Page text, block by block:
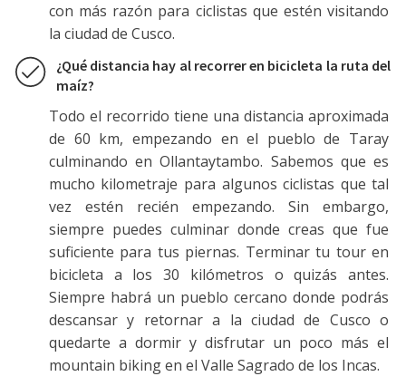
con más razón para ciclistas que estén visitando
la ciudad de Cusco.
¿Qué distancia hay al recorrer en bicicleta la ruta del
maíz?
Todo el recorrido tiene una distancia aproximada
de 60 km, empezando en el pueblo de Taray
culminando en Ollantaytambo. Sabemos que es
mucho kilometraje para algunos ciclistas que tal
vez estén recién empezando. Sin embargo,
siempre puedes culminar donde creas que fue
suficiente para tus piernas. Terminar tu tour en
bicicleta a los 30 kilómetros o quizás antes.
Siempre habrá un pueblo cercano donde podrás
descansar y retornar a la ciudad de Cusco o
quedarte a dormir y disfrutar un poco más el
mountain biking en el Valle Sagrado de los Incas.